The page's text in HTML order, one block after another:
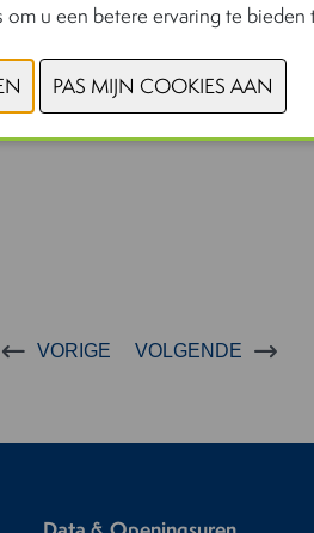
VORIGE VOLGENDE
u een betere ervaring te